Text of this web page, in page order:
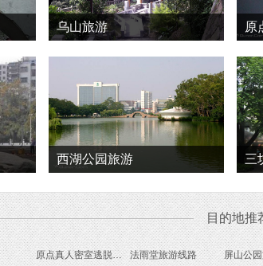
乌山旅游
原
心
西湖公园旅游 三
目的地推
原点真人密室逃脱体验中心 旅游线路 法雨堂旅游线路 屏山公